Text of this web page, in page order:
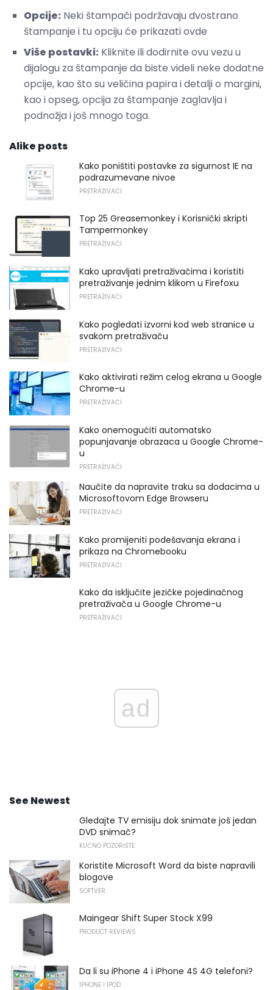
Opcije: Neki štampači podržavaju dvostrano
štampanje i tu opciju će prikazati ovde
Više postavki: Kliknite ili dodirnite ovu vezu u
dijalogu za štampanje da biste videli neke dodatne
opcije, kao što su veličina papira i detalji o margini,
kao i opseg, opcija za štampanje zaglavlja i
podnožja i još mnogo toga.
Alike posts
Kako poništiti postavke za sigurnost IE na
podrazumevane nivoe
PRETRAŽIVAČI
Top 25 Greasemonkey i Korisnički skripti
Tampermonkey
PRETRAŽIVAČI
Kako upravljati pretraživačima i koristiti
pretraživanje jednim klikom u Firefoxu
PRETRAŽIVAČI
Kako pogledati izvorni kod web stranice u
svakom pretraživaču
PRETRAŽIVAČI
Kako aktivirati režim celog ekrana u Google
Chrome-u
PRETRAŽIVAČI
Kako onemogućiti automatsko
popunjavanje obrazaca u Google Chrome-
u
PRETRAŽIVAČI
Naučite da napravite traku sa dodacima u
Microsoftovom Edge Browseru
PRETRAŽIVAČI
Kako promijeniti podešavanja ekrana i
prikaza na Chromebooku
PRETRAŽIVAČI
Kako da isključite jezičke pojedinačnog
pretraživača u Google Chrome-u
PRETRAŽIVAČI
ad
See Newest
Gledajte TV emisiju dok snimate još jedan
DVD snimač?
KUĆNO POZORIŠTE
Koristite Microsoft Word da biste napravili
blogove
SOFTVER
Maingear Shift Super Stock X99
PRODUCT REVIEWS
Da li su iPhone 4 i iPhone 4S 4G telefoni?
IPHONE I IPOD